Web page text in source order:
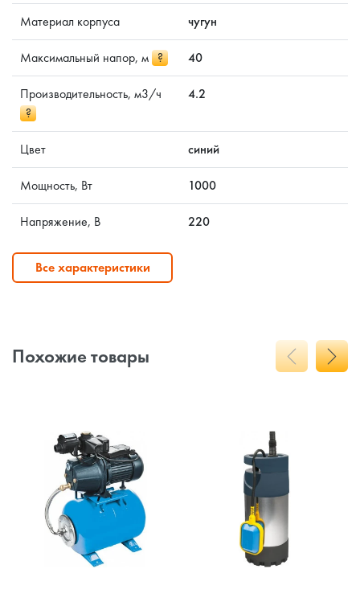
Материал корпуса чугун
Максимальный напор, м ? 40
Производительность, м3/ч
?
4.2
Цвет синий
Мощность, Вт 1000
Напряжение, В 220
Все характеристики
Похожие товары